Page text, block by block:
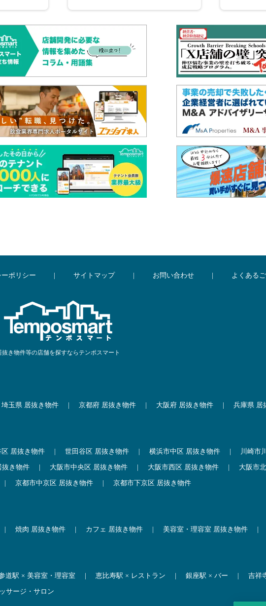
ポリシー サイトマップ お問い合わせ よくある
抜き物件等の店舗を探すならテンポスマート
埼玉県 居抜き物件 京都府 居抜き物件 大阪府 居抜き物件 兵庫県 居
区 居抜き物件 世田谷区 居抜き物件 横浜市中区 居抜き物件 川崎市
抜き物件 大阪市中央区 居抜き物件 大阪市西区 居抜き物件 大阪市
京都市中京区 居抜き物件 京都市下京区 居抜き物件
焼肉 居抜き物件 カフェ 居抜き物件 美容室・理容室 居抜き物件
道駅 × 美容室・理容室 恵比寿駅 × レストラン 銀座駅 × バー 吉祥
サージ・サロン